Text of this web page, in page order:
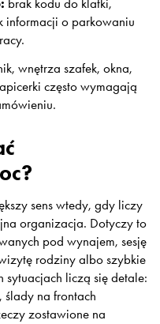
brak kodu do klatki,
informacji o parkowaniu
wnętrza szafek, okna,
często wymagają
sens wtedy, gdy liczy
organizacja. Dotyczy to
pod wynajem, sesję
rodziny albo szybkie
liczą się detale:
ślady na frontach
zostawione na